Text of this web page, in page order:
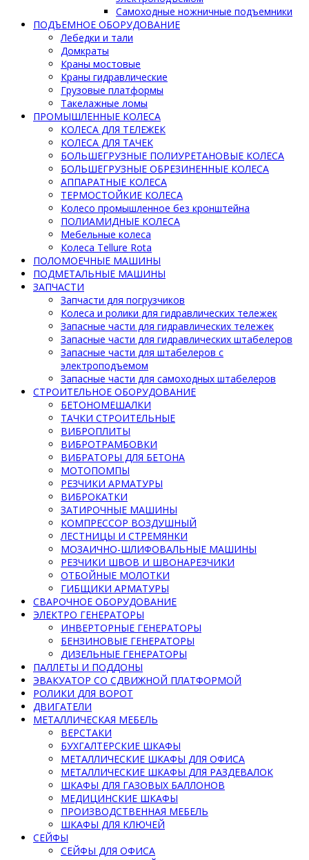
Самоходные ножничные подъемники
ПОДЪЕМНОЕ ОБОРУДОВАНИЕ
Лебедки и тали
Домкраты
Краны мостовые
Краны гидравлические
Грузовые платформы
Такелажные ломы
ПРОМЫШЛЕННЫЕ КОЛЕСА
КОЛЕСА ДЛЯ ТЕЛЕЖЕК
КОЛЕСА ДЛЯ ТАЧЕК
БОЛЬШЕГРУЗНЫЕ ПОЛИУРЕТАНОВЫЕ КОЛЕСА
БОЛЬШЕГРУЗНЫЕ ОБРЕЗИНЕННЫЕ КОЛЕСА
АППАРАТНЫЕ КОЛЕСА
ТЕРМОСТОЙКИЕ КОЛЕСА
Колесо промышленное без кронштейна
ПОЛИАМИДНЫЕ КОЛЕСА
Мебельные колеса
Колеса Tellure Rota
ПОЛОМОЕЧНЫЕ МАШИНЫ
ПОДМЕТАЛЬНЫЕ МАШИНЫ
ЗАПЧАСТИ
Запчасти для погрузчиков
Колеса и ролики для гидравлических тележек
Запасные части для гидравлических тележек
Запасные части для гидравлических штабелеров
Запасные части для штабелеров с
электроподъемом
Запасные части для самоходных штабелеров
СТРОИТЕЛЬНОЕ ОБОРУДОВАНИЕ
БЕТОНОМЕШАЛКИ
ТАЧКИ СТРОИТЕЛЬНЫЕ
ВИБРОПЛИТЫ
ВИБРОТРАМБОВКИ
ВИБРАТОРЫ ДЛЯ БЕТОНА
МОТОПОМПЫ
РЕЗЧИКИ АРМАТУРЫ
ВИБРОКАТКИ
ЗАТИРОЧНЫЕ МАШИНЫ
КОМПРЕССОР ВОЗДУШНЫЙ
ЛЕСТНИЦЫ И СТРЕМЯНКИ
МОЗАИЧНО-ШЛИФОВАЛЬНЫЕ МАШИНЫ
РЕЗЧИКИ ШВОВ И ШВОНАРЕЗЧИКИ
ОТБОЙНЫЕ МОЛОТКИ
ГИБЩИКИ АРМАТУРЫ
СВАРОЧНОЕ ОБОРУДОВАНИЕ
ЭЛЕКТРО ГЕНЕРАТОРЫ
ИНВЕРТОРНЫЕ ГЕНЕРАТОРЫ
БЕНЗИНОВЫЕ ГЕНЕРАТОРЫ
ДИЗЕЛЬНЫЕ ГЕНЕРАТОРЫ
ПАЛЛЕТЫ И ПОДДОНЫ
ЭВАКУАТОР СО СДВИЖНОЙ ПЛАТФОРМОЙ
РОЛИКИ ДЛЯ ВОРОТ
ДВИГАТЕЛИ
МЕТАЛЛИЧЕСКАЯ МЕБЕЛЬ
ВЕРСТАКИ
БУХГАЛТЕРСКИЕ ШКАФЫ
МЕТАЛЛИЧЕСКИЕ ШКАФЫ ДЛЯ ОФИСА
МЕТАЛЛИЧЕСКИЕ ШКАФЫ ДЛЯ РАЗДЕВАЛОК
ШКАФЫ ДЛЯ ГАЗОВЫХ БАЛЛОНОВ
МЕДИЦИНСКИЕ ШКАФЫ
ПРОИЗВОДСТВЕННАЯ МЕБЕЛЬ
ШКАФЫ ДЛЯ КЛЮЧЕЙ
СЕЙФЫ
СЕЙФЫ ДЛЯ ОФИСА